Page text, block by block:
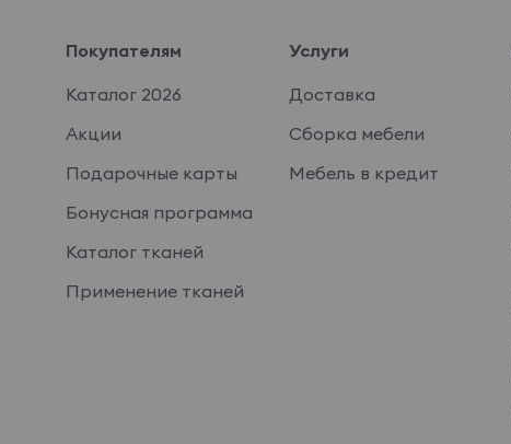
Покупателям
Каталог 2026
Акции
Подарочные карты
Бонусная программа
Каталог тканей
Применение тканей
Услуги
Доставка
Сборка мебели
Мебель в кредит